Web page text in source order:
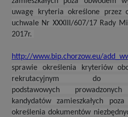
uwagę kryteria określone przez
uchwale Nr XXXIII/607/17 Rady
2017r.
http://www.bip.chorzow.eu/
sprawie określenia kryteriów
rekrutacyjnym do
podstawowych
kandydatów zamieszkałych
określenia dokumentów